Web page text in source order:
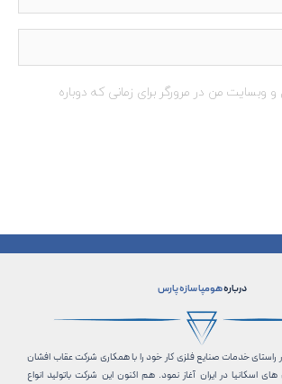
و وبسایت من در مرورگر برای زمانی که دوباره
دربارههومپا سازه پارس
راستای خدمات صنایع فلزی کار خود را با همکاری شرکت عقاب افشان
های اسکانیا در ایران آغاز نمود. هم اکنون این شرکت باتولید انواع